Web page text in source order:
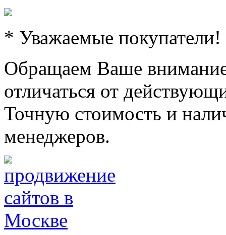
* Уважаемые покупатели!
Обращаем Ваше
отличаться от
Точную стоимость и
менеджеров.